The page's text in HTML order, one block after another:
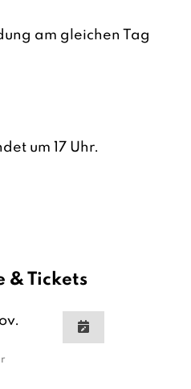
am gleichen Tag
um 17 Uhr.
& Tickets